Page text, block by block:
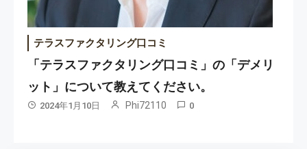
テラスファクタリング口コミ
「テラスファクタリング口コミ」の「デメリ
ット」について教えてください。
2024年1月10日 Phi72110 0